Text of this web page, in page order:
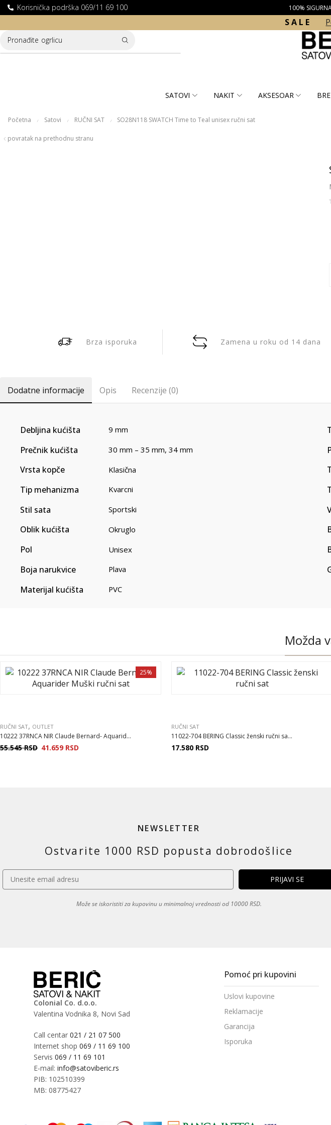
Korisnička podrška 069/11 69 100
DOSTAVA ZA KUPOVINE PREKO 10.000 RSD 100%
S A L E
Pronađite ogrlicu
SATOVI NAKIT AKSESOAR
Početna / Satovi / RUČNI SAT / SO28N118 SWATCH Time to Teal unisex ručni sat
povratak na prethodnu stranu
Brza isporuka Zamena u roku od 14 dana
Dodatne informacije Opis Recenzije (0)
Debljina kućišta 9 mm
Prečnik kućišta 30 mm – 35 mm, 34 mm
Vrsta kopče Klasična
Tip mehanizma Kvarcni
Stil sata Sportski
Oblik kućišta Okruglo
Pol Unisex
Boja narukvice Plava
Materijal kućišta PVC
Možda
25%
RUČNI SAT, OUTLET
10222 37RNCA NIR Claude Bernard- Aquarid...
55.545RSD 41.659 RSD
RUČNI SAT
11022-704 BERING Classic ženski ručni sa...
17.580 RSD
NEWSLETTER
Ostvarite 1000 RSD popusta dobrodošlice
Može se iskoristiti za kupovinu u minimalnoj vrednosti od 10000 RSD.
Colonial Co. d.o.o.
Valentina Vodnika 8, Novi Sad
Call centar021 / 21 07 500
Internet shop069 / 11 69 100
Servis069 / 11 69 101
E-mail:info@satoviberic.rs
PIB: 102510399
MB: 08775427
Pomoć pri kupovini
Uslovi kupovine
Reklamacije
Garancija
Isporuka